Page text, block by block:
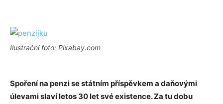
Ilustrační foto: Pixabay.com
Spoření na penzi se státním příspěvkem a daňovými
úlevami slaví letos 30 let své existence. Za tu dobu